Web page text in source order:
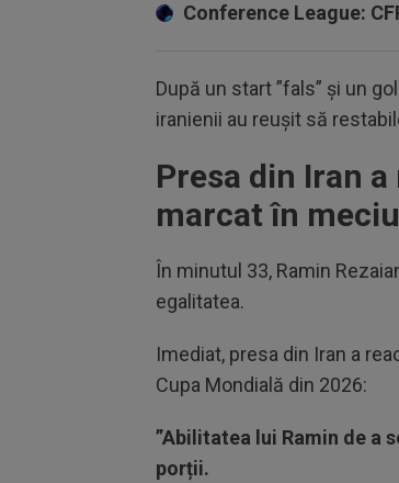
Conference League:
După un start ”fals” și un
iranienii au reușit să
Presa din Iran
marcat în
În minutul 33, Ramin
egalitatea.
Imediat, presa din Iran a
Cupa Mondială din 2026:
”Abilitatea lui Ramin de a
porții.